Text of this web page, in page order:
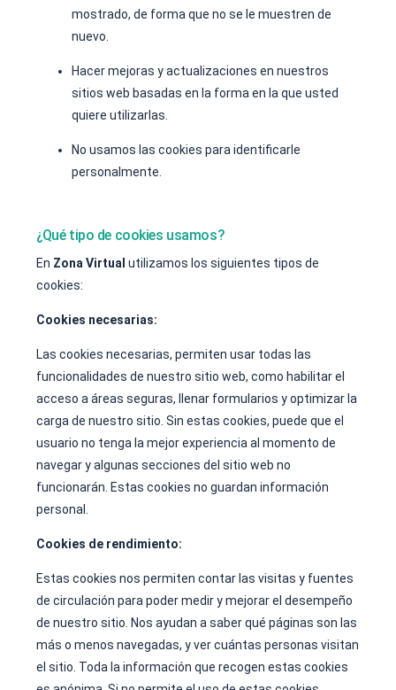
mostrado, de forma que no se le muestren de
nuevo.
Hacer mejoras y actualizaciones en nuestros
sitios web basadas en la forma en la que usted
quiere utilizarlas.
No usamos las cookies para identificarle
personalmente.
¿Qué tipo de cookies usamos?
En Zona Virtual utilizamos los siguientes tipos de
cookies:
Cookies necesarias:
Las cookies necesarias, permiten usar todas las
funcionalidades de nuestro sitio web, como habilitar el
acceso a áreas seguras, llenar formularios y optimizar la
carga de nuestro sitio. Sin estas cookies, puede que el
usuario no tenga la mejor experiencia al momento de
navegar y algunas secciones del sitio web no
funcionarán. Estas cookies no guardan información
personal.
Cookies de rendimiento:
Estas cookies nos permiten contar las visitas y fuentes
de circulación para poder medir y mejorar el desempeño
de nuestro sitio. Nos ayudan a saber qué páginas son las
más o menos navegadas, y ver cuántas personas visitan
el sitio. Toda la información que recogen estas cookies